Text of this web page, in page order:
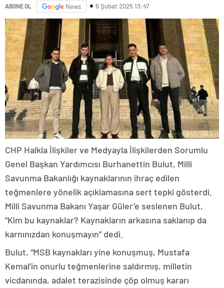
ABONE OL News 6 Şubat 2025 13:47
CHP Halkla İlişkiler ve Medyayla İlişkilerden Sorumlu
Genel Başkan Yardımcısı Burhanettin Bulut, Milli
Savunma Bakanlığı kaynaklarının ihraç edilen
teğmenlere yönelik açıklamasına sert tepki gösterdi.
Milli Savunma Bakanı Yaşar Güler’e seslenen Bulut,
“Kim bu kaynaklar? Kaynakların arkasına saklanıp da
karnınızdan konuşmayın” dedi.
Bulut, “MSB kaynakları yine konuşmuş, Mustafa
Kemal’in onurlu teğmenlerine saldırmış, milletin
vicdanında, adalet terazisinde çöp olmuş kararı